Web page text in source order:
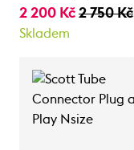
2 200 Kč 2 750 Kč
Skladem